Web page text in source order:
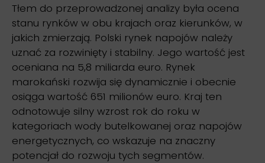
Tłem do przeprowadzonej analizy była ocena
stanu rynków w obu krajach oraz kierunków, w
jakich zmierzają. Polski rynek napojów należy
uznać za rozwinięty i stabilny. Jego wartość jest
oceniana na 5,8 miliarda euro. Rynek
marokański rozwija się dynamicznie i obecnie
osiąga wartość 651 milionów euro. Kraj ten
odnotowuje silny wzrost rok do roku w
kategoriach wody butelkowanej oraz napojów
energetycznych, co wskazuje na znaczny
potencjał do rozwoju tych segmentów.